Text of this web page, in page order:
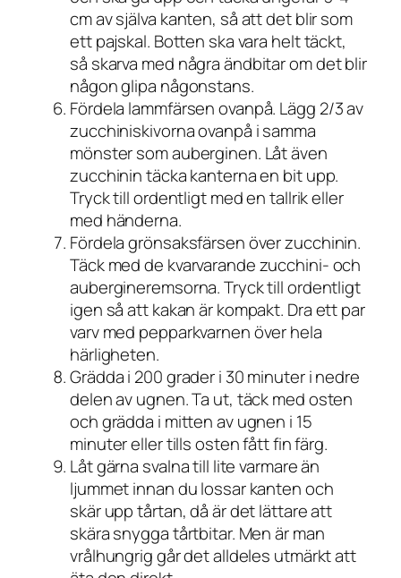
cm av själva kanten, så att det blir som
ett pajskal. Botten ska vara helt täckt,
så skarva med några ändbitar om det blir
någon glipa någonstans.
Fördela lammfärsen ovanpå. Lägg 2/3 av
zucchiniskivorna ovanpå i samma
mönster som auberginen. Låt även
zucchinin täcka kanterna en bit upp.
Tryck till ordentligt med en tallrik eller
med händerna.
Fördela grönsaksfärsen över zucchinin.
Täck med de kvarvarande zucchini- och
aubergineremsorna. Tryck till ordentligt
igen så att kakan är kompakt. Dra ett par
varv med pepparkvarnen över hela
härligheten.
Grädda i 200 grader i 30 minuter i nedre
delen av ugnen. Ta ut, täck med osten
och grädda i mitten av ugnen i 15
minuter eller tills osten fått fin färg.
Låt gärna svalna till lite varmare än
ljummet innan du lossar kanten och
skär upp tårtan, då är det lättare att
skära snygga tårtbitar. Men är man
vrålhungrig går det alldeles utmärkt att